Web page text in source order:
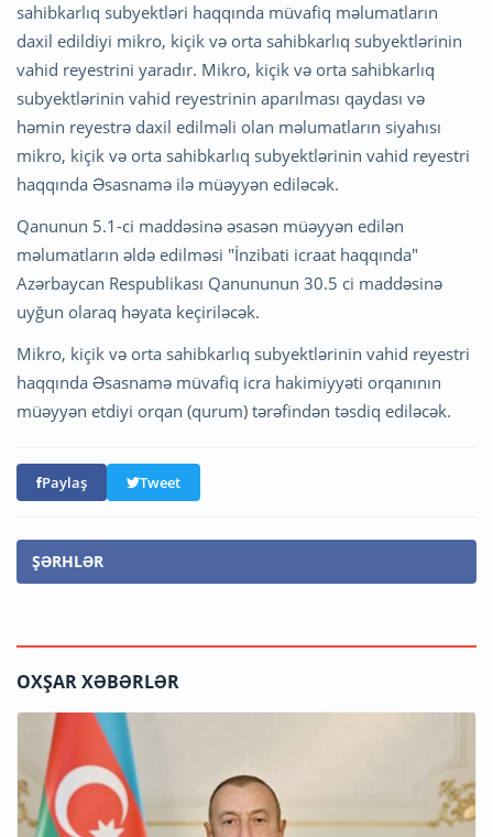
sahibkarlıq subyektləri haqqında müvafiq məlumatların
daxil edildiyi mikro, kiçik və orta sahibkarlıq subyektlərinin
vahid reyestrini yaradır. Mikro, kiçik və orta sahibkarlıq
subyektlərinin vahid reyestrinin aparılması qaydası və
həmin reyestrə daxil edilməli olan məlumatların siyahısı
mikro, kiçik və orta sahibkarlıq subyektlərinin vahid reyestri
haqqında Əsasnamə ilə müəyyən ediləcək.
Qanunun 5.1-ci maddəsinə əsasən müəyyən edilən
məlumatların əldə edilməsi "İnzibati icraat haqqında"
Azərbaycan Respublikası Qanununun 30.5 ci maddəsinə
uyğun olaraq həyata keçiriləcək.
Mikro, kiçik və orta sahibkarlıq subyektlərinin vahid reyestri
haqqında Əsasnamə müvafiq icra hakimiyyəti orqanının
müəyyən etdiyi orqan (qurum) tərəfindən təsdiq ediləcək.
Paylaş Tweet
ŞƏRHLƏR
OXŞAR XƏBƏRLƏR